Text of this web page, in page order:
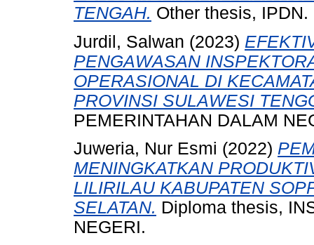
TENGAH. Other thesis, IPDN.
Jurdil, Salwan (2023)
PENGAWASAN
OPERASIONAL DI
PROVINSI SULAWESI
PEMERINTAHAN DALAM
Juweria, Nur Esmi (2022)
MENINGKATKAN
LILIRILAU KABUPATEN
SELATAN. Diploma thesis,
NEGERI.